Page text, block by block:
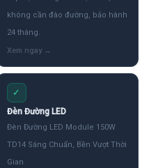
không cần đào đường, bảo hành
24 tháng.
✓
Đèn Đường LED
Đèn Đường LED Module 150W
TD14 Sáng Chuẩn, Bền Vượt Thời
Gian